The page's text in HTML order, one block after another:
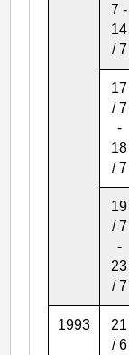
7 -
14
/ 7
17
/ 7
-
18
/ 7
19
/ 7
-
23
/ 7
1993
21
/ 6